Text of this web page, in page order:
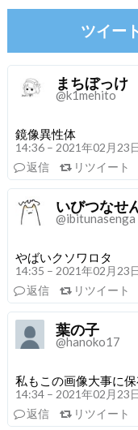
ツイー
まちぼっけ
@k1mehito
鏡像異性体
14:36 – 2021年02月23
返信
リツイート
いびつなせ
@ibitunasenga
やばいクソワロタ
14:35 – 2021年02月23
返信
リツイート
葉の子
@hanoko17
私もこの画像大事に
14:34 – 2021年02月23
返信
リツイート